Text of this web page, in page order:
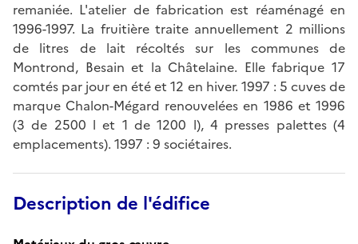
remaniée. L'atelier de fabrication est réaménagé en
1996-1997. La fruitière traite annuellement 2 millions
de litres de lait récoltés sur les communes de
Montrond, Besain et la Châtelaine. Elle fabrique 17
comtés par jour en été et 12 en hiver. 1997 : 5 cuves de
marque Chalon-Mégard renouvelées en 1986 et 1996
(3 de 2500 l et 1 de 1200 l), 4 presses palettes (4
emplacements). 1997 : 9 sociétaires.
Description de l'édifice